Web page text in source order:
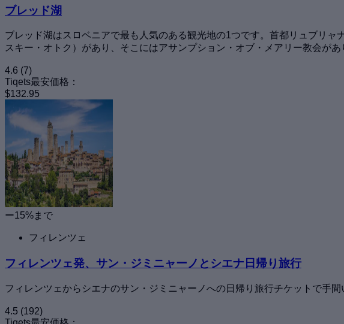
ブレッド湖
ブレッド湖はスロベニアで最も人気のある観光地の1つです。首都リュブリ
スキー・オトク）があり、そこにはアサンプション・オブ・メアリー教会があ
4.6 (7)
Tiqets最安価格：
$132.95
ー15%まで
フィレンツェ
フィレンツェ発、サン・ジミニャーノとシエナ日帰り旅行
フィレンツェからシエナのサン・ジミニャーノへの日帰り旅行チケットで手間
4.5 (192)